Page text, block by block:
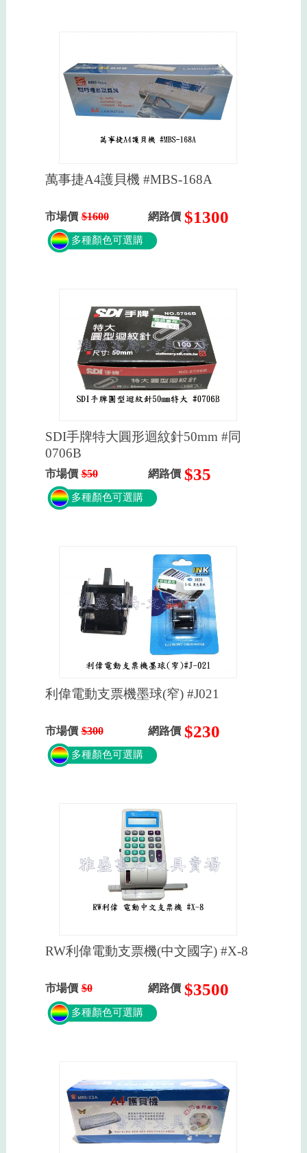
萬事捷A4護貝機 #MBS-168A
市場價 $1600 網路價 $1300
多種顏色可選購
SDI手牌特大圓形迴紋針50mm #同
0706B
市場價 $50 網路價 $35
多種顏色可選購
利偉電動支票機墨球(窄) #J021
市場價 $300 網路價 $230
多種顏色可選購
RW利偉電動支票機(中文國字) #X-8
市場價 $0 網路價 $3500
多種顏色可選購